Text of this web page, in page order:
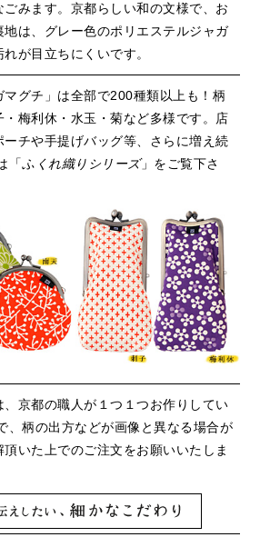
みます。京都らしい和の文様で、お
は、グレー色のポリエステルジャガ
が目立ちにくいです。
グチ」は全部で200種類以上も！柄
梅利休・水玉・菊など多様です。店
チや手提げバッグ等、さらに増え続
「ふくれ織りシリーズ」をご覧下さ
京都の職人が１つ１つお作りしてい
、柄の出方などが画像と異なる場合が
いた上でのご注文をお願いいたしま